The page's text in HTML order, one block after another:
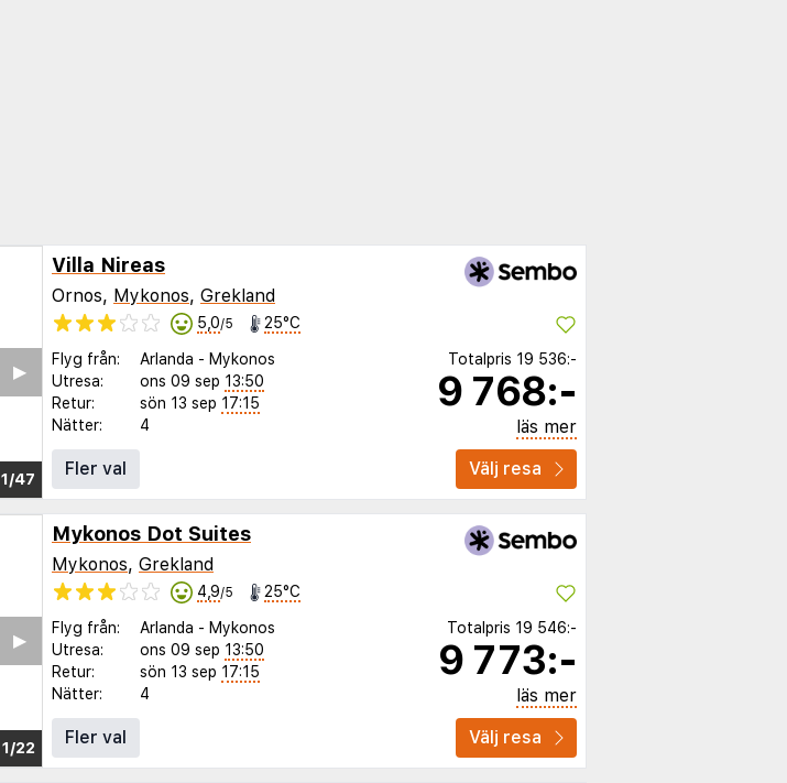
1/43
▶︎
Villa Nireas
Ornos, Mykonos, Grekland
5,0/5 25°C
Flyg från: Arlanda - Mykonos
Utresa:
ons 09 sep 13:50
Retur:
sön 13 sep 17:15
Nätter:
4
Totalpris 19 536:-
9 768:-
läs mer
Fler val
Välj resa
1/18
▶︎
Mykonos Dot Suites
Mykonos, Grekland
4,9/5 25°C
Flyg från: Arlanda - Mykonos
Utresa:
ons 09 sep 13:50
Retur:
sön 13 sep 17:15
Nätter:
4
Totalpris 19 546:-
9 773:-
läs mer
Fler val
Välj resa